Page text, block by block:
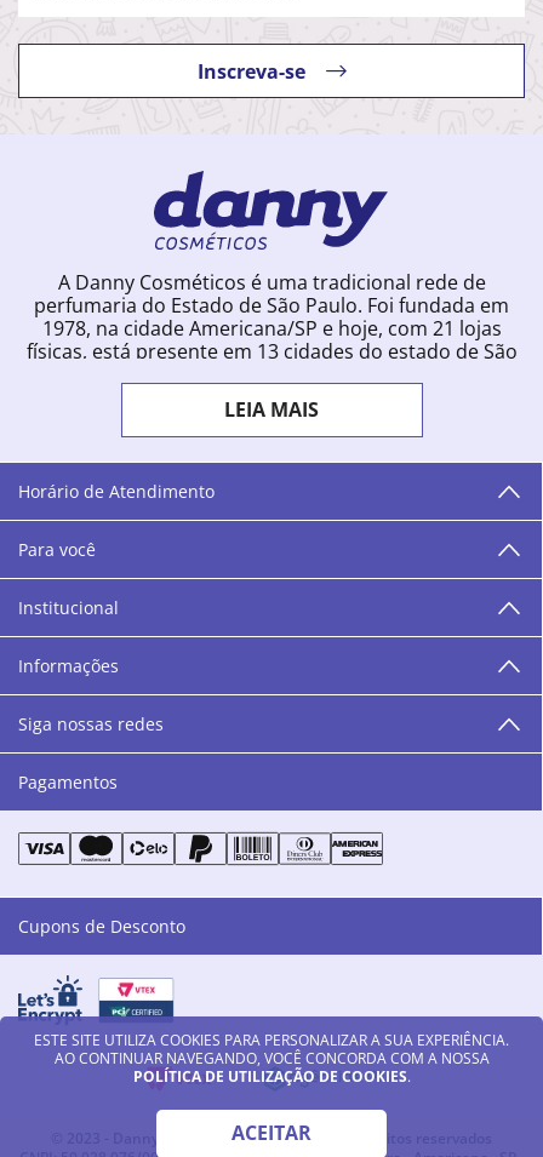
ESTE SITE UTILIZA COOKIES PARA PERSONALIZAR A SUA EXPERIÊNCIA.
AO CONTINUAR NAVEGANDO, VOCÊ CONCORDA COM A NOSSA
POLÍTICA DE UTILIZAÇÃO DE COOKIES.
ACEITAR
Inscreva-se
A Danny Cosméticos é uma tradicional rede de
perfumaria do Estado de São Paulo. Foi fundada em
1978, na cidade Americana/SP e hoje, com 21 lojas
físicas, está presente em 13 cidades do estado de São
começou a vender para todo o território brasileiro.
Com uma infinidade de marcas e a filosofia de vender
produtos que vão do popular ao luxo, a Danny
Cosméticos mantém parceria com aproximadamente
300 grandes fornecedores e lançamentos diários na
área de beleza. São 12 centros técnicos que oferecem
programação semanal de cursos e encontros.
“O varejo corre nas nossas veias como nossos valores
humanos, éticos e morais. E que o branco e o azul anil,
as cores da Danny Cosméticos, possam continuar
transmitindo paz e harmonia para todos vocês!”
LEIA MAIS
Horário de Atendimento
Para você
Institucional
Informações
Siga nossas redes
Pagamentos
Cupons de Desconto
© 2023 - Danny Cosméticos LTDA - Todos os direitos reservados